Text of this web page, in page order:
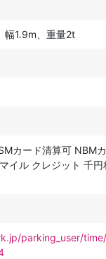
幅1.9m、重量2t
カード清算可 NBM
イル クレジット 千円
parking_user/